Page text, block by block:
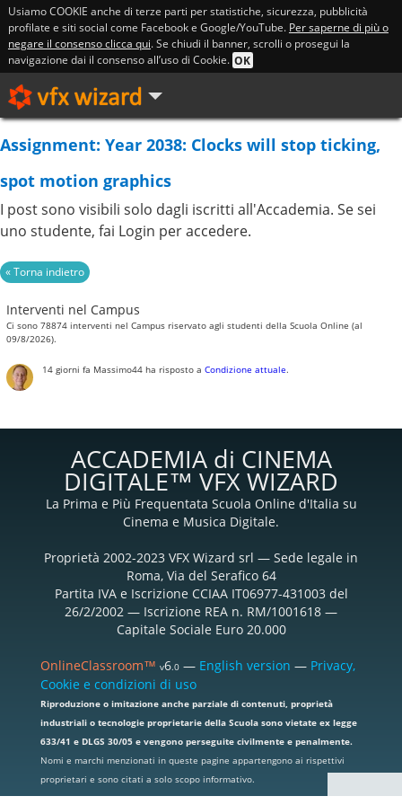
Usiamo COOKIE anche di terze parti per statistiche, sicurezza, pubblicità
profilate e siti social come Facebook e Google/YouTube. Per saperne di più o
negare il consenso clicca qui. Se chiudi il banner, scrolli o prosegui la
navigazione dai il consenso all’uso di Cookie. OK
Assignment: Year 2038: Clocks will stop ticking,
spot motion graphics
I post sono visibili solo dagli iscritti all'Accademia. Se sei
uno studente, fai Login per accedere.
Interventi nel Campus
Ci sono 78874 interventi nel Campus riservato agli studenti della Scuola Online (al
09/8/2026).
14 giorni fa Massimo44ha risposto a Condizione attuale.
ACCADEMIA di CINEMA
DIGITALE™ VFX WIZARD
La Prima e Più Frequentata Scuola Online d'Italia su
Cinema e Musica Digitale.
Proprietà 2002-2023 VFX Wizard srl — Sede legale in
Roma, Via del Serafico 64
Partita IVA e Iscrizione CCIAA IT06977-431003 del
26/2/2002 — Iscrizione REA n. RM/1001618 —
Capitale Sociale Euro 20.000
OnlineClassroom™ v6.0— English version — Privacy,
Cookie e condizioni di uso
Riproduzione o imitazione anche parziale di contenuti, proprietà
industriali o tecnologie proprietarie della Scuola sono vietate ex legge
633/41 e DLGS 30/05 e vengono perseguite civilmente e penalmente.
Nomi e marchi menzionati in queste pagine appartengono ai rispettivi
proprietari e sono citati a solo scopo informativo.